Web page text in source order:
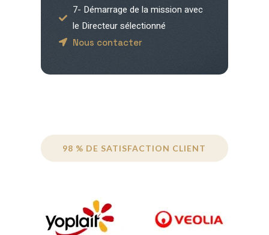
7- Démarrage de la mission avec
le Directeur sélectionné
Nous contacter
98 % DE SATISFACTION CLIENT